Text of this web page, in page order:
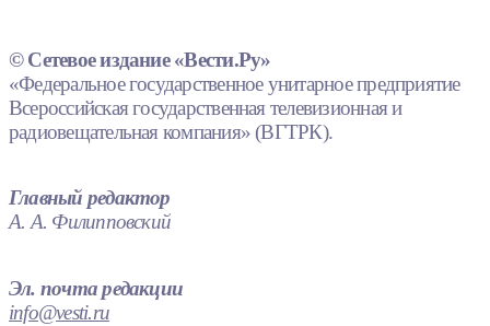
© Сетевое издание «Вести.Ру»
«Федеральное государственное унитарное предприятие
Всероссийская государственная телевизионная и
радиовещательная компания» (ВГТРК).
Главный редактор
А. А. Филипповский
Эл. почта редакции
info@vesti.ru